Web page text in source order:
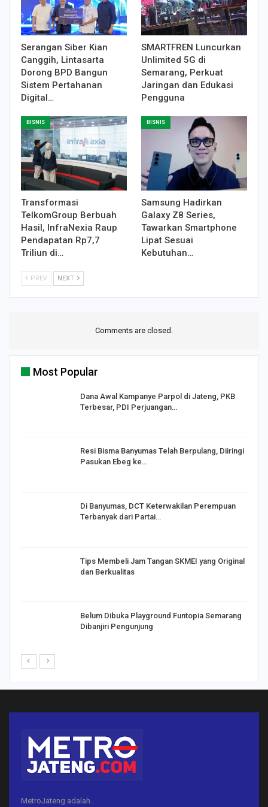
Serangan Siber Kian
Canggih, Lintasarta
Dorong BPD Bangun
Sistem Pertahanan
Digital…
SMARTFREN Luncurkan
Unlimited 5G di
Semarang, Perkuat
Jaringan dan Edukasi
Pengguna
BISNIS
Transformasi
TelkomGroup Berbuah
Hasil, InfraNexia Raup
Pendapatan Rp7,7
Triliun di…
BISNIS
Samsung Hadirkan
Galaxy Z8 Series,
Tawarkan Smartphone
Lipat Sesuai
Kebutuhan…
PREV NEXT
Comments are closed.
Most Popular
Dana Awal Kampanye Parpol di Jateng, PKB
Terbesar, PDI Perjuangan…
Resi Bisma Banyumas Telah Berpulang, Diiringi
Pasukan Ebeg ke…
Di Banyumas, DCT Keterwakilan Perempuan
Terbanyak dari Partai…
Tips Membeli Jam Tangan SKMEI yang Original
dan Berkualitas
Belum Dibuka Playground Funtopia Semarang
Dibanjiri Pengunjung
MetroJateng adalah..